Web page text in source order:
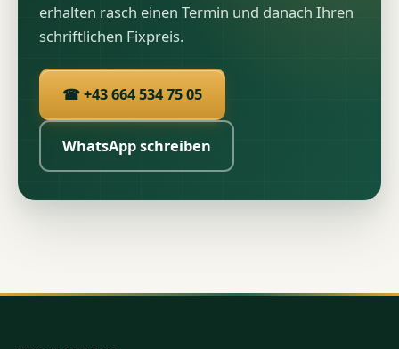
erhalten rasch einen Termin und danach Ihren
schriftlichen Fixpreis.
☎ +43 664 534 75 05
WhatsApp schreiben